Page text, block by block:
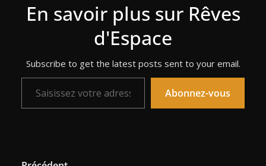
En savoir plus sur Rêves
d'Espace
Subscribe to get the latest posts sent to your email.
Saisissez votre adresse e-mail…
Abonnez-vous